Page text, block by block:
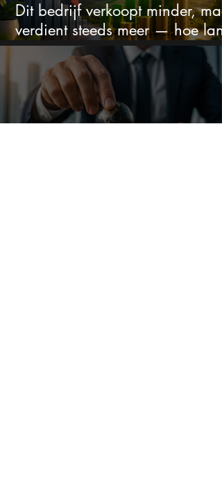
Dit bedrijf verkoopt minder,
verdient steeds meer — hoe
kan dit sprookje doorgaan?